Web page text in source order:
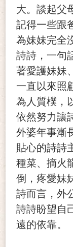
大。談起父
記得一些跟
為妹妹完全
詩詩，一句
著愛護妹妹
一直以來照
為人質樸，
依然努力讓
外婆年事漸
貼心的詩詩
種菜、摘火
倒，疼愛妹
詩而言，外
詩詩盼望自
遠的依靠。